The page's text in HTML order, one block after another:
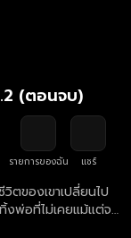
(ตอนจบ)
รายการของฉัน
แชร์
งพ่อที่ไม่เคยแม้แต่จะ
ย่างที่ทำให้เขาต้อง